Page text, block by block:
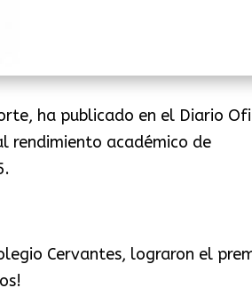
ha publicado en el Diario
rendimiento académico de
Cervantes, lograron el